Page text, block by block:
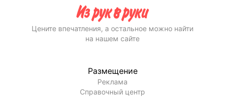
Цените впечатления, а остальное можно найти
на нашем сайте
Размещение
Реклама
Справочный центр